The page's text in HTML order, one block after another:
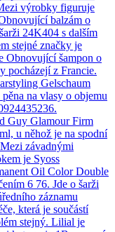
výrobky figuruje
balzám o
24K404 s dalším
stejné značky je
Obnovující šampon o
pocházejí z Francie.
Gelschaum
na vlasy o objemu
Guy Glamour Firm
u něhož je na spodní
závadnými
je Syoss
Oil Color Double
6 76. Jde o šarži
záznamu
která je součástí
stejný. Lilial je